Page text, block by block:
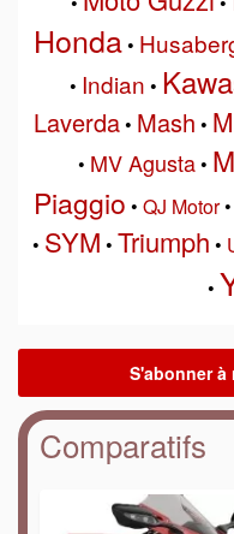
Honda•
• Indian •
Laverda• Mash •
• MV Agusta•
Piaggio • QJ Motor•
• SYM • Triumph •
•
Comparatifs